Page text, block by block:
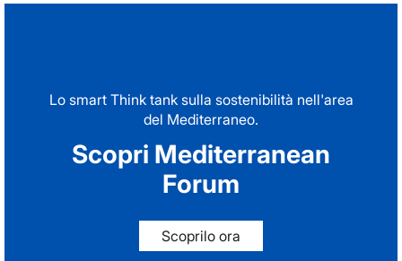
Lo smart Think tank sulla sostenibilità nell'area
del Mediterraneo.
Scopri Mediterranean
Forum
Scoprilo ora